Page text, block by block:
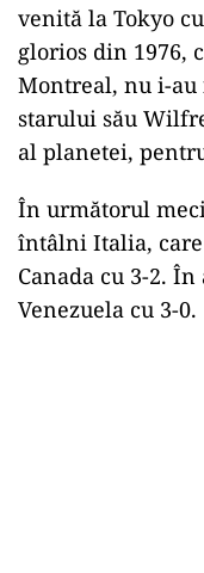
venită la Tokyo
glorios din 1976,
Montreal, nu i-au
starului său
al planetei,
În următorul
întâlni Italia, care
Canada cu 3-2.
Venezuela cu 3-0.